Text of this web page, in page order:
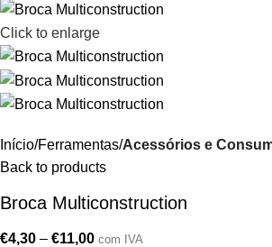
Click to enlarge
Início Ferramentas Acessórios e
Back to products
Broca Multiconstruction
€4,30 – €11,00 com IVA